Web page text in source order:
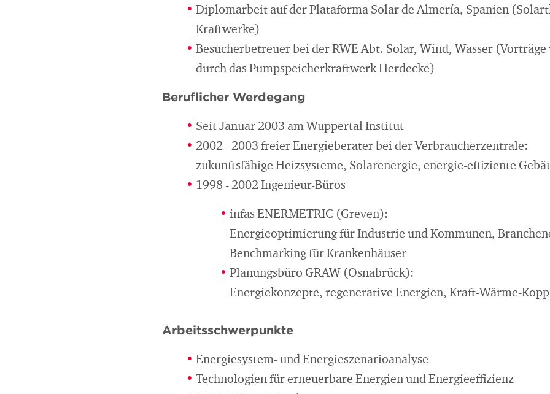
Diplomarbeit auf der Plataforma Solar de Almería, Spanien
Kraftwerke)
Besucherbetreuer bei der RWE Abt. Solar, Wind, Wasser
durch das Pumpspeicherkraftwerk Herdecke)
Beruflicher Werdegang
Seit Januar 2003 am Wuppertal Institut
2002 - 2003 freier Energieberater bei der Verbraucherzentrale:
zukunftsfähige Heizsysteme, Solarenergie, energie-effiziente
1998 - 2002 Ingenieur-Büros
infas ENERMETRIC (Greven):
Energieoptimierung für Industrie und Kommunen,
Benchmarking für Krankenhäuser
Planungsbüro GRAW (Osnabrück):
Energiekonzepte, regenerative Energien, Kraft-Wärme-
Arbeitsschwerpunkte
Energiesystem- und Energieszenarioanalyse
Technologien für erneuerbare Energien und Energieeffizienz